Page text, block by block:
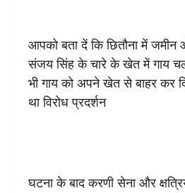
आपको बता दें कि छितौना में जमीन
संजय सिंह के चारे के खेत में गाय
भी गाय को अपने खेत से बाहर कर
था विरोध प्रदर्शन
घटना के बाद करणी सेना और